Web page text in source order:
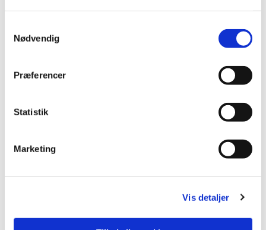
Nødvendig
Præferencer
Statistik
Marketing
Vis detaljer